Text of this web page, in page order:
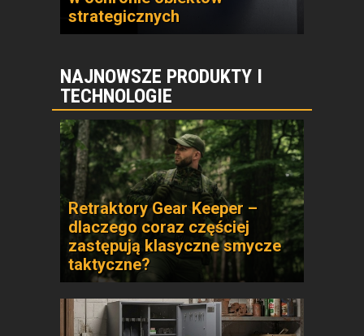
strategicznych
NAJNOWSZE PRODUKTY I
TECHNOLOGIE
Retraktory Gear Keeper –
dlaczego coraz częściej
zastępują klasyczne smycze
taktyczne?